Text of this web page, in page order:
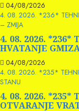
04/08/2026
4. 08. 2026. *236*
– ZMIJA
4. 08. 2026. *236*
HVATANJE
04/08/2026
4. 08. 2026. *235*
STANU
4. 08. 2026. *235*
OTVARANJE